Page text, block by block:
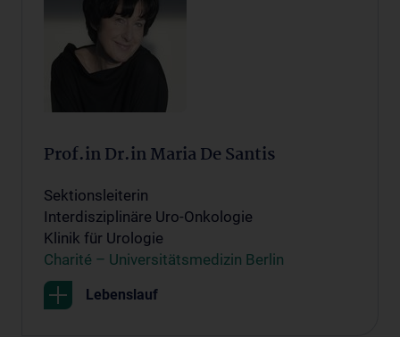
Prof.in Dr.in Maria De Santis
Sektionsleiterin
Interdisziplinäre Uro-Onkologie
Klinik für Urologie
Charité – Universitätsmedizin Berlin
Lebenslauf